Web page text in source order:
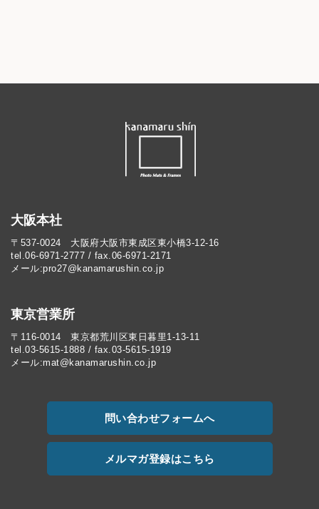
大阪本社
〒537-0024 大阪府大阪市東成区東小橋3-12-16
tel.06-6971-2777 / fax.06-6971-2171
メール:pro27@kanamarushin.co.jp​
東京営業所
〒116-0014 東京都荒川区東日暮里1-13-11
tel.03-5615-1888 / fax.03-5615-1919
メール:mat@kanamarushin.co.jp
問い合わせフォームへ
メルマガ登録はこちら